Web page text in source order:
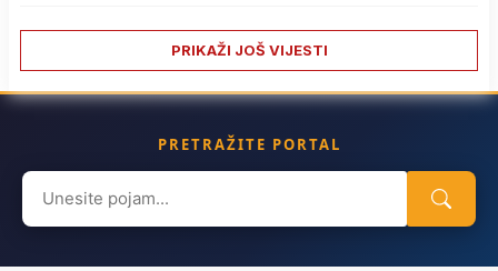
PRIKAŽI JOŠ VIJESTI
PRETRAŽITE PORTAL
Search
for: